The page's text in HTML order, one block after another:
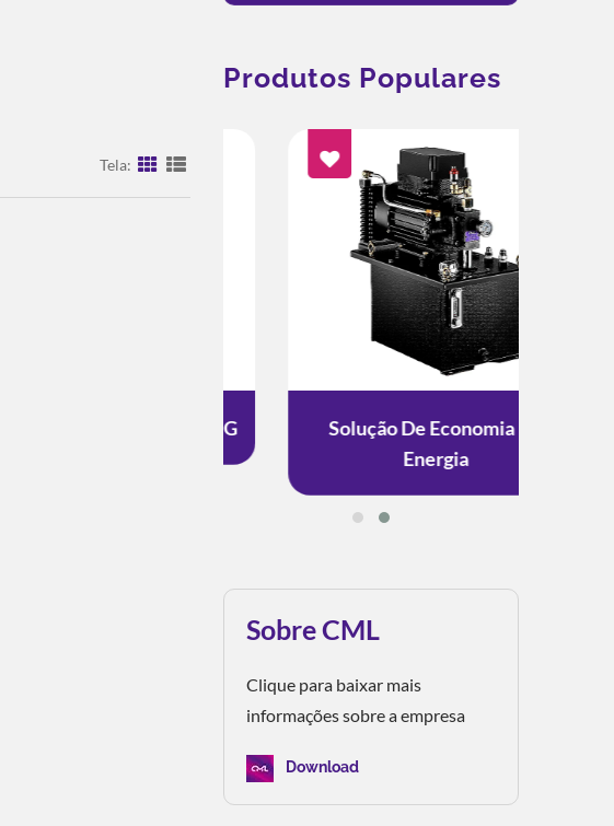
Tela:
Produtos Populares
Solução De Economia De
Sobre CML
Clique para baixar mais
informações sobre a empresa
Download